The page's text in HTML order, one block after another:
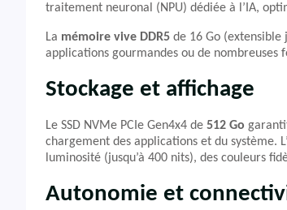
traitement neuronal (NPU) dédiée à l’IA,
La mémoire vive DDR5 de 16 Go (extensible
applications gourmandes ou de nombreuses
Stockage et affichage
Le SSD NVMe PCIe Gen4x4 de 512 Go
chargement des applications et du système.
luminosité (jusqu’à 400 nits), des couleurs
Autonomie et